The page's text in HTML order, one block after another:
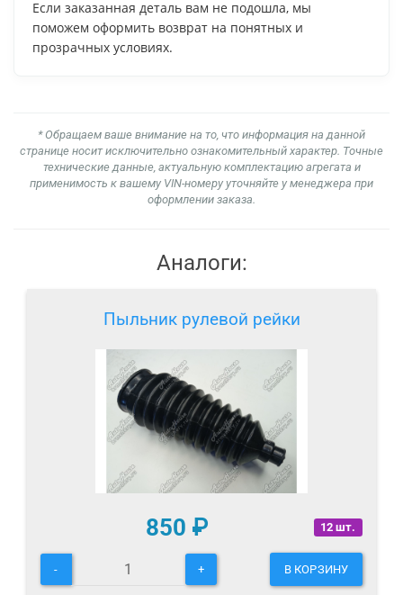
Если заказанная деталь вам не подошла, мы
поможем оформить возврат на понятных и
прозрачных условиях.
* Обращаем ваше внимание на то, что информация на данной
странице носит исключительно ознакомительный характер. Точные
технические данные, актуальную комплектацию агрегата и
применимость к вашему VIN-номеру уточняйте у менеджера при
оформлении заказа.
Аналоги:
Пыльник рулевой рейки
12 шт.
850 ₽
- + В КОРЗИНУ